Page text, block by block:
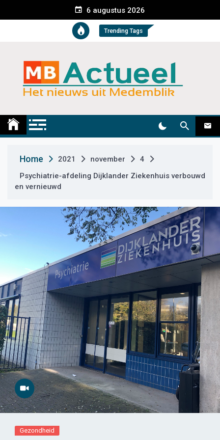
e
t
6 augustus 2026
Trending Tags
Medemblik Actueel
Home 2021 november
4
Psychiatrie-afdeling Dijklander Ziekenhuis verbouwd
en vernieuwd
Gezondheid